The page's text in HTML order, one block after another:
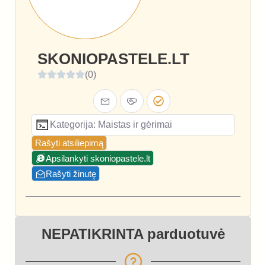
SKONIOPASTELE.LT
(0)
Kategorija: Maistas ir gėrimai
Rašyti atsiliepimą
Apsilankyti skoniopastele.lt
Rašyti žinutę
NEPATIKRINTA parduotuvė